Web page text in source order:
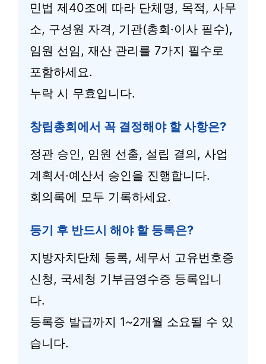
민법 제40조에 따라 단체명, 목적, 사무
소, 구성원 자격, 기관(총회·이사 필수),
임원 선임, 재산 관리를 7가지 필수로
포함하세요.
누락 시 무효입니다.
창립총회에서 꼭 결정해야 할 사항은?
정관 승인, 임원 선출, 설립 결의, 사업
계획서·예산서 승인을 진행합니다.
회의록에 모두 기록하세요.
등기 후 반드시 해야 할 등록은?
지방자치단체 등록, 세무서 고유번호증
신청, 국세청 기부금영수증 등록입니
다.
등록증 발급까지 1~2개월 소요될 수 있
습니다.